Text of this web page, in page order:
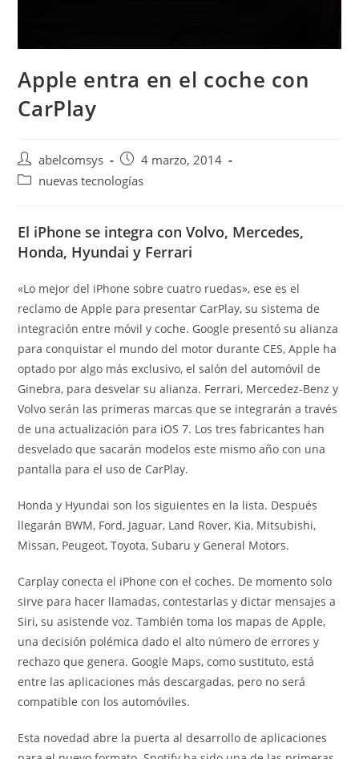
Apple entra en el coche con
CarPlay
abelcomsys
4 marzo, 2014
nuevas tecnologías
El iPhone se integra con Volvo, Mercedes,
Honda, Hyundai y Ferrari
«Lo mejor del iPhone sobre cuatro ruedas», ese es el
reclamo de Apple para presentar CarPlay, su sistema de
integración entre móvil y coche. Google presentó su alianza
para conquistar el mundo del motor durante CES, Apple ha
optado por algo más exclusivo, el salón del automóvil de
Ginebra, para desvelar su alianza. Ferrari, Mercedez-Benz y
Volvo serán las primeras marcas que se integrarán a través
de una actualización para iOS 7. Los tres fabricantes han
desvelado que sacarán modelos este mismo año con una
pantalla para el uso de CarPlay.
Honda y Hyundai son los siguientes en la lista. Después
llegarán BWM, Ford, Jaguar, Land Rover, Kia, Mitsubishi,
Missan, Peugeot, Toyota, Subaru y General Motors.
Carplay conecta el iPhone con el coches. De momento solo
sirve para hacer llamadas, contestarlas y dictar mensajes a
Siri, su asistende voz. También toma los mapas de Apple,
una decisión polémica dado el alto número de errores y
rechazo que genera. Google Maps, como sustituto, está
entre las aplicaciones más descargadas, pero no será
compatible con los automóviles.
Esta novedad abre la puerta al desarrollo de aplicaciones